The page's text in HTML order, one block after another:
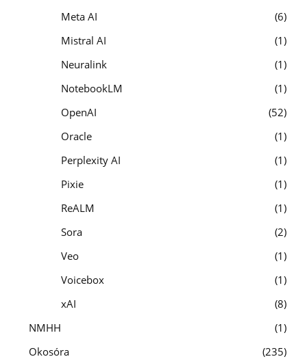
Meta AI
6
Mistral AI
1
Neuralink
1
NotebookLM
1
OpenAI
52
Oracle
1
Perplexity AI
1
Pixie
1
ReALM
1
Sora
2
Veo
1
Voicebox
1
xAI
8
NMHH
1
Okosóra
235